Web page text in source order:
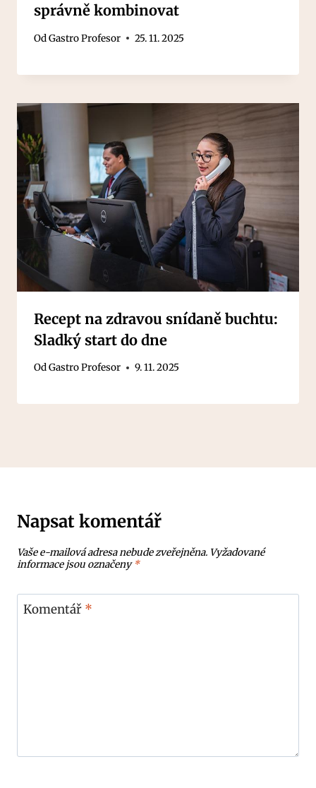
správně kombinovat
OdGastro Profesor 25. 11. 2025
Recept na zdravou snídaně buchtu:
Sladký start do dne
OdGastro Profesor 9. 11. 2025
Napsat komentář
Vaše e-mailová adresa nebude zveřejněna. Vyžadované
informace jsou označeny*
Komentář *